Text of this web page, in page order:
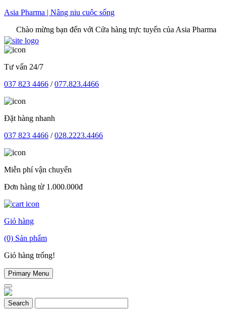
Skip
content
Asia Pharma | Nâng niu cuộc sống
mừng bạn đến với Cửa hàng trực tuyến của Asia Pharma
Tư vấn 24/7
037 823 4466 /077.823.4466
Đặt hàng nhanh
037 823 4466 /028.2223.4466
Miễn phí vận chuyển
Đơn hàng từ 1.000.000đ
Giỏ hàng
(0) Sản phẩm
Giỏ hàng trống!
Primary Menu